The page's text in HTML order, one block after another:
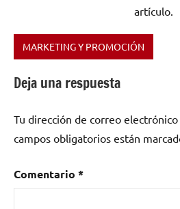
artículo.
Etiquetado
Bandcamp,
buffer,
Bufferapp,
baby
MARKETING Y PROMOCIÓN
Deja una respuesta
Tu dirección de correo electrónico
campos obligatorios están
Comentario *